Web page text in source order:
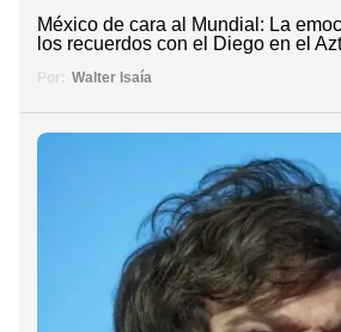
México de cara al Mundial: La
los recuerdos con el Diego en el
Por: Walter Isaía